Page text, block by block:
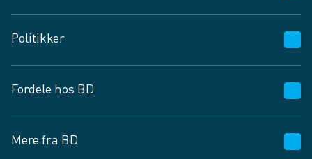
Vagttelefon 30 10 89 89
Spørgsmål og svar
Job og karriere
Fødevarekontrolrapport
Politikker
Privatlivspolitik
Cookies
Vilkår og betingelser
Fordele hos BD
BD app
Mere fra BD